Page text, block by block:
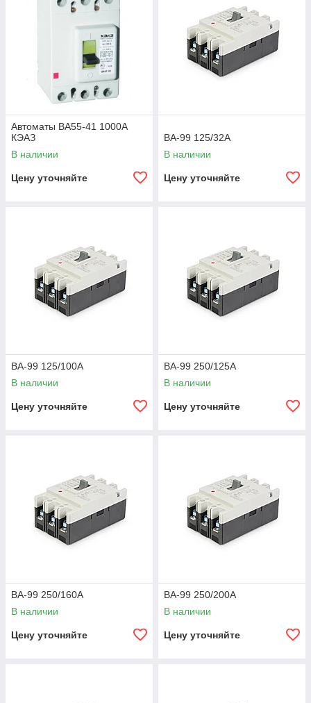
Автоматы ВА55-41 1000А
КЭАЗ
В наличии
Цену уточняйте
ВА-99 125/32А
В наличии
Цену уточняйте
ВА-99 125/100А
В наличии
Цену уточняйте
ВА-99 250/125А
В наличии
Цену уточняйте
ВА-99 250/160А
В наличии
Цену уточняйте
ВА-99 250/200А
В наличии
Цену уточняйте